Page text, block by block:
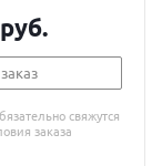
свяжутся
заказа